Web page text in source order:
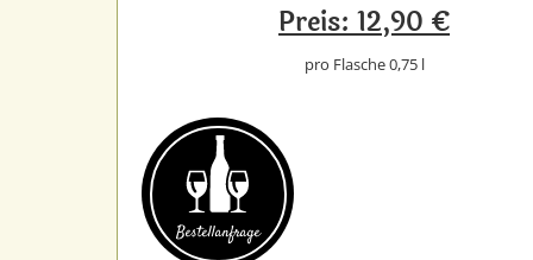
Preis: 12,90 €
pro Flasche 0,75 l
Bestell­anfrage